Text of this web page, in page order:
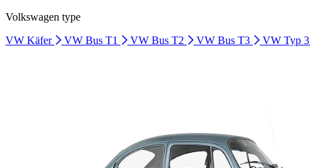
Volkswagen type
VW Käfer
VW Bus T1 VW Bus T2 VW Bus T3 VW Typ 3